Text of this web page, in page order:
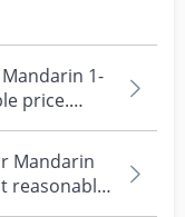
1-
price.
Mandarin
reasonable